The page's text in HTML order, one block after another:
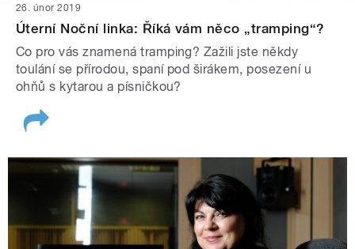
26. únor 2019
Úterní Noční linka: Říká vám něco „tramping“?
Co pro vás znamená tramping? Zažili jste někdy
toulání se přírodou, spaní pod širákem, posezení u
ohňů s kytarou a písničkou?